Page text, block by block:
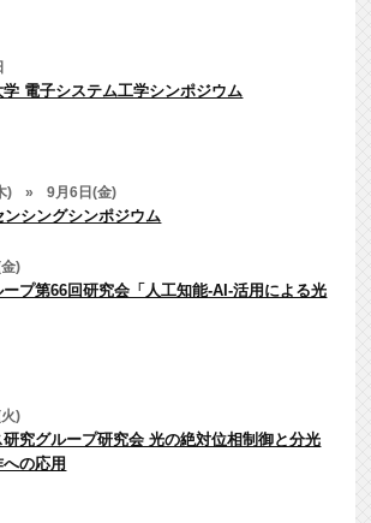
電子システム工学シンポジウム
)
» 9月6日(金)
ンシングシンポジウム
)
プ第66回研究会「人工知能-AI-活用による光
)
究グループ研究会 光の絶対位相制御と分光
の応用